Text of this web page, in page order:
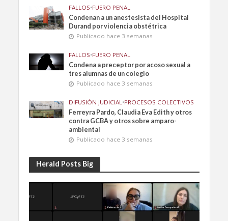
FALLOS•FUERO PENAL
Condenan a un anestesista del Hospital
Durand por violencia obstétrica
Publicado hace 3 semanas
FALLOS•FUERO PENAL
Condena a preceptor por acoso sexual a
tres alumnas de un colegio
Publicado hace 3 semanas
DIFUSIÓN JUDICIAL •PROCESOS COLECTIVOS
Ferreyra Pardo, Claudia Eva Edith y otros
contra GCBA y otros sobre amparo-
ambiental
Publicado hace 3 semanas
Herald Posts Big